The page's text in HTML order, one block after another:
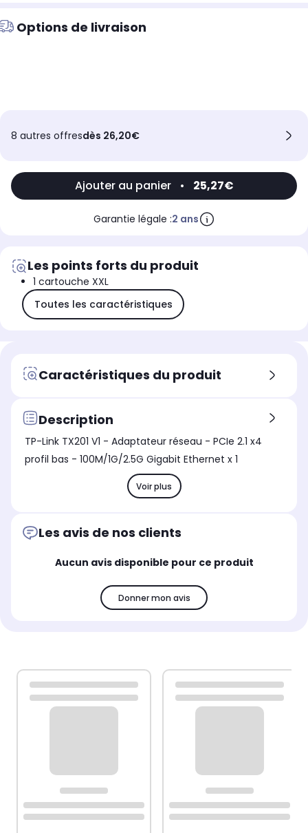
Options de livraison
8 autres offresdès 26,20€
Ajouter au panier • 25,27€
Garantie légale :2 ans
Les points forts du produit
1 cartouche XXL
Toutes les caractéristiques
Caractéristiques du produit
Description
TP-Link TX201 V1 - Adaptateur réseau - PCIe 2.1 x4
profil bas - 100M/1G/2.5G Gigabit Ethernet x 1
Voir plus
Les avis de nos clients
Aucun avis disponible pour ce produit
Donner mon avis